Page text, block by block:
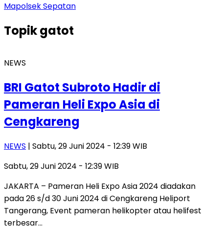
Mapolsek Sepatan
Topikgatot
NEWS
BRI Gatot Subroto Hadir di
Pameran Heli Expo Asia di
Cengkareng
NEWS | Sabtu, 29 Juni 2024 - 12:39 WIB
Sabtu, 29 Juni 2024 - 12:39 WIB
JAKARTA – Pameran Heli Expo Asia 2024 diadakan
pada 26 s/d 30 Juni 2024 di Cengkareng Heliport
Tangerang, Event pameran helikopter atau helifest
terbesar…